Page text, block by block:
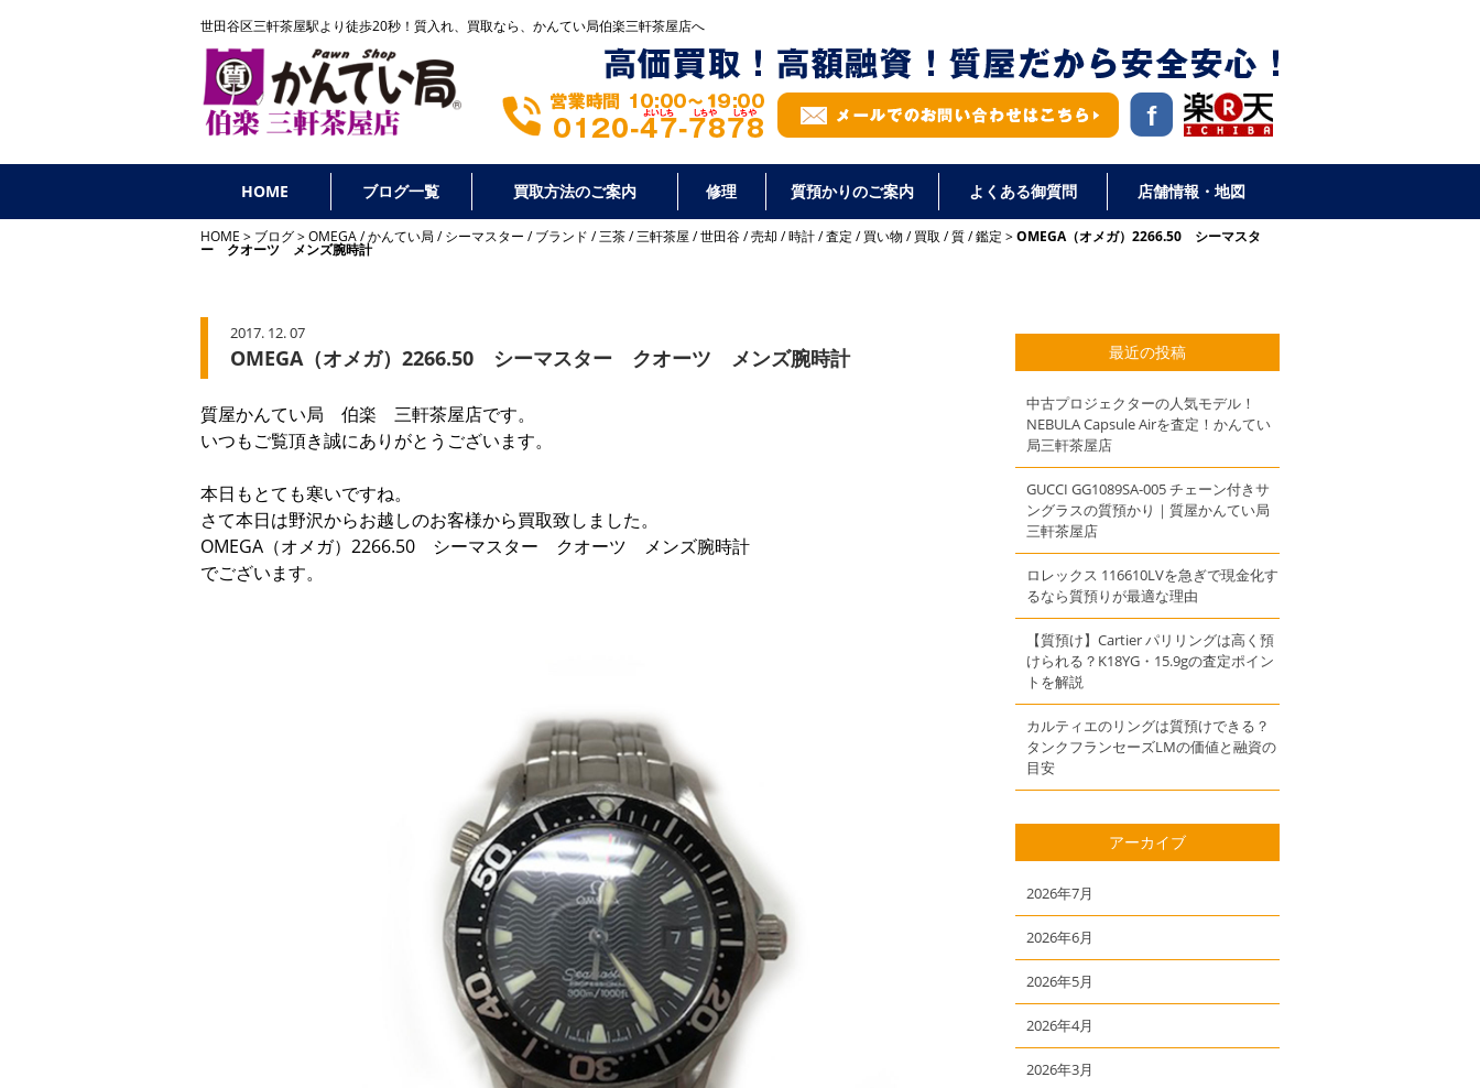
世田谷区三軒茶屋駅より徒歩20秒！ 質入れ、買取なら、かんてい局伯楽三軒茶屋店へ
HOME ブログ一覧 買取方法のご案内 修理 質預かりのご案内 よくある御質問 店舗情報・地図
HOME ブログ OMEGA/かんてい局 /シーマスター /ブランド /三茶/三軒茶屋 /世田谷/売却 /時計/査定 /買い物 /買取 /質/鑑定 OMEGA（オメガ）2266.50 シーマスタ
ー クオーツ メンズ腕時計
2017. 12. 07
OMEGA（オメガ）2266.50 シーマスター クオーツ メンズ腕時計
質屋かんてい局 伯楽 三軒茶屋店です。
いつもご覧頂き誠にありがとうございます。
本日もとても寒いですね。
さて本日は野沢からお越しのお客様から買取致しました。
OMEGA（オメガ）2266.50 シーマスター クオーツ メンズ腕時計
でございます。
最近の投稿
中古プロジェクターの人気モデル！
NEBULA Capsule Airを査定！かんてい
局三軒茶屋店
GUCCI GG1089SA-005 チェーン付きサ
ングラスの質預かり｜質屋かんてい局
三軒茶屋店
ロレックス 116610LVを急ぎで現金化す
るなら質預りが最適な理由
【質預け】Cartier パリリングは高く預
けられる？K18YG・15.9gの査定ポイン
トを解説
カルティエのリングは質預けできる？
タンクフランセーズLMの価値と融資の
目安
アーカイブ
2026年7月
2026年6月
2026年5月
2026年4月
2026年3月